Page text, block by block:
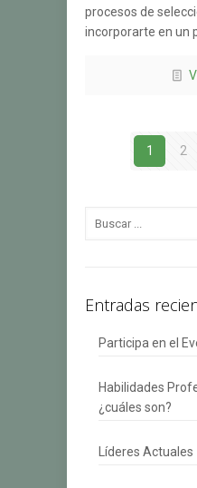
procesos de
incorporarte en un
1 2
Entradas
Participa en el
Habilidades
¿cuáles son?
Líderes Actuales